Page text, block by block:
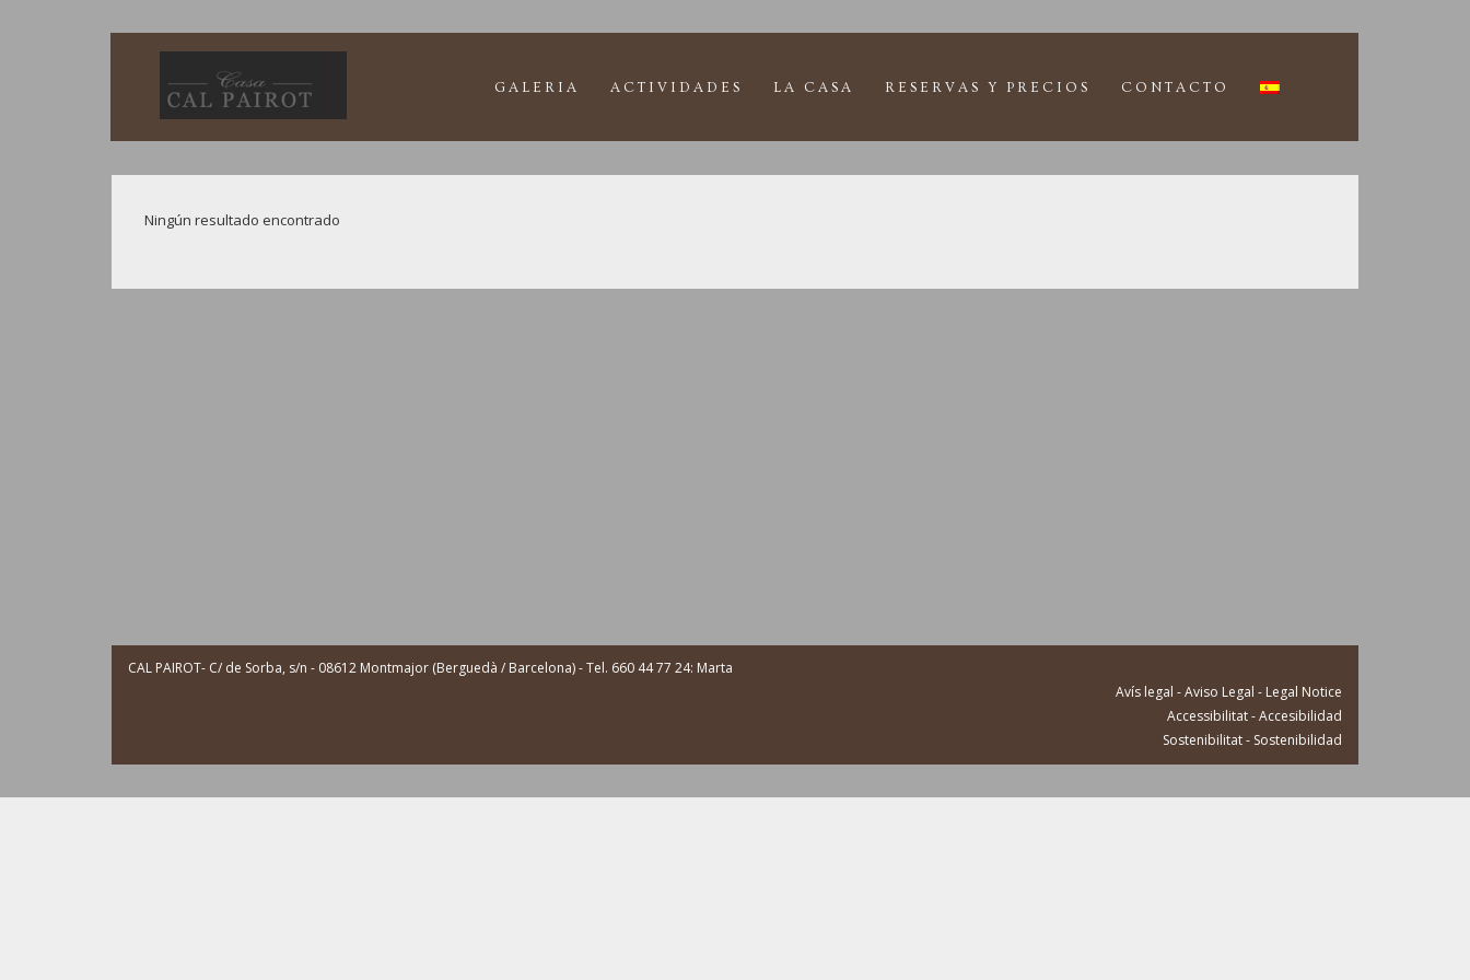
GALERIA ACTIVIDADES LA CASA RESERVAS Y PRECIOS CONTACTO
Ningún resultado encontrado
CAL PAIROT- C/ de Sorba, s/n - 08612 Montmajor (Berguedà / Barcelona) - Tel. 660 44 77 24: Marta
Avís legal - Aviso Legal - Legal Notice
Accessibilitat - Accesibilidad
Sostenibilitat - Sostenibilidad